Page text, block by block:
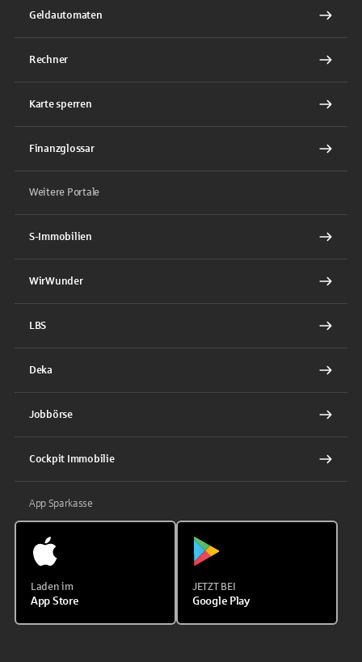
Geldautomaten
Rechner
Karte sperren
Finanzglossar
Weitere Portale
S-Immobilien
WirWunder
LBS
Deka
Jobbörse
Cockpit Immobilie
App Sparkasse
Laden im
App Store
JETZT BEI
Google Play